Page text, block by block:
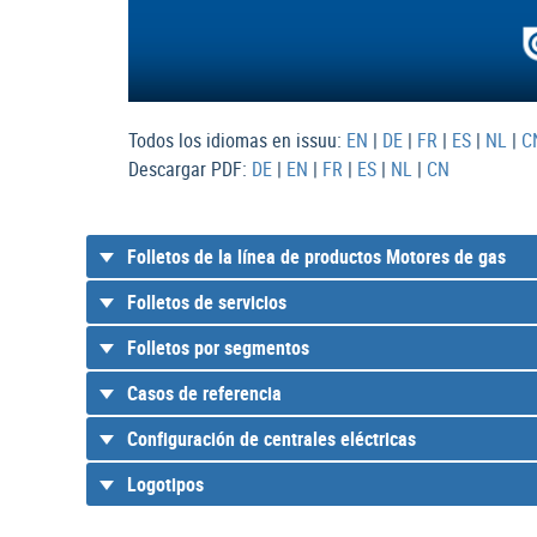
Todos los idiomas en issuu: EN | DE | FR | ES | NL |
Descargar PDF: DE | EN | FR | ES | NL | CN
Folletos de la línea de productos Motores de gas
Folletos de servicios
Folletos por segmentos
Casos de referencia
Configuración de centrales eléctricas
Logotipos